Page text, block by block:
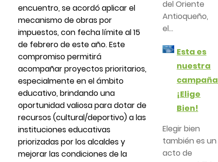
encuentro, se acordó aplicar el
mecanismo de obras por
impuestos, con fecha límite al 15
de febrero de este año. Este
compromiso permitirá
acompañar proyectos prioritarios,
especialmente en el ámbito
educativo, brindando una
oportunidad valiosa para dotar de
recursos (cultural/deportivo) a las
instituciones educativas
priorizadas por los alcaldes y
mejorar las condiciones de la
del Oriente
Antioqueño,
el...
Esta es
nuestra
campaña
¡Elige
Bien!
Elegir bien
también es un
acto de